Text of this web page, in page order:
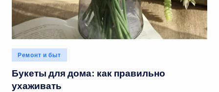
Опубликовано
в
Ремонт и быт
Букеты для дома: как правильно
ухаживать